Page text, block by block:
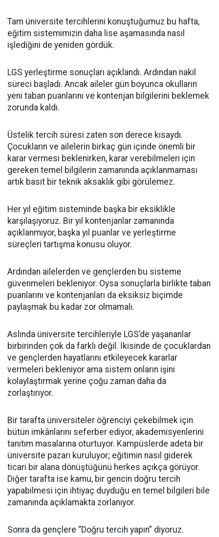
Tam üniversite tercihlerini konuştuğumuz bu hafta,
eğitim sistemimizin daha lise aşamasında nasıl
işlediğini de yeniden gördük.
LGS yerleştirme sonuçları açıklandı. Ardından nakil
süreci başladı. Ancak aileler gün boyunca okulların
yeni taban puanlarını ve kontenjan bilgilerini beklemek
zorunda kaldı.
Üstelik tercih süresi zaten son derece kısaydı.
Çocukların ve ailelerin birkaç gün içinde önemli bir
karar vermesi beklenirken, karar verebilmeleri için
gereken temel bilgilerin zamanında açıklanmaması
artık basit bir teknik aksaklık gibi görülemez.
Her yıl eğitim sisteminde başka bir eksiklikle
karşılaşıyoruz. Bir yıl kontenjanlar zamanında
açıklanmıyor, başka yıl puanlar ve yerleştirme
süreçleri tartışma konusu oluyor.
Ardından ailelerden ve gençlerden bu sisteme
güvenmeleri bekleniyor. Oysa sonuçlarla birlikte taban
puanlarını ve kontenjanları da eksiksiz biçimde
paylaşmak bu kadar zor olmamalı.
Aslında üniversite tercihleriyle LGS’de yaşananlar
birbirinden çok da farklı değil. İkisinde de çocuklardan
ve gençlerden hayatlarını etkileyecek kararlar
vermeleri bekleniyor ama sistem onların işini
kolaylaştırmak yerine çoğu zaman daha da
zorlaştırıyor.
Bir tarafta üniversiteler öğrenciyi çekebilmek için
bütün imkânlarını seferber ediyor, akademisyenlerini
tanıtım masalarına oturtuyor. Kampüslerde adeta bir
üniversite pazarı kuruluyor; eğitimin nasıl giderek
ticari bir alana dönüştüğünü herkes açıkça görüyor.
Diğer tarafta ise kamu, bir gencin doğru tercih
yapabilmesi için ihtiyaç duyduğu en temel bilgileri bile
zamanında açıklamakta zorlanıyor.
Sonra da gençlere “Doğru tercih yapın” diyoruz.